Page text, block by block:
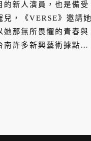
的新人演員，也是備受
兒，《VERSE》邀請她
她那無所畏懼的青春與
南許多新興藝術據點，